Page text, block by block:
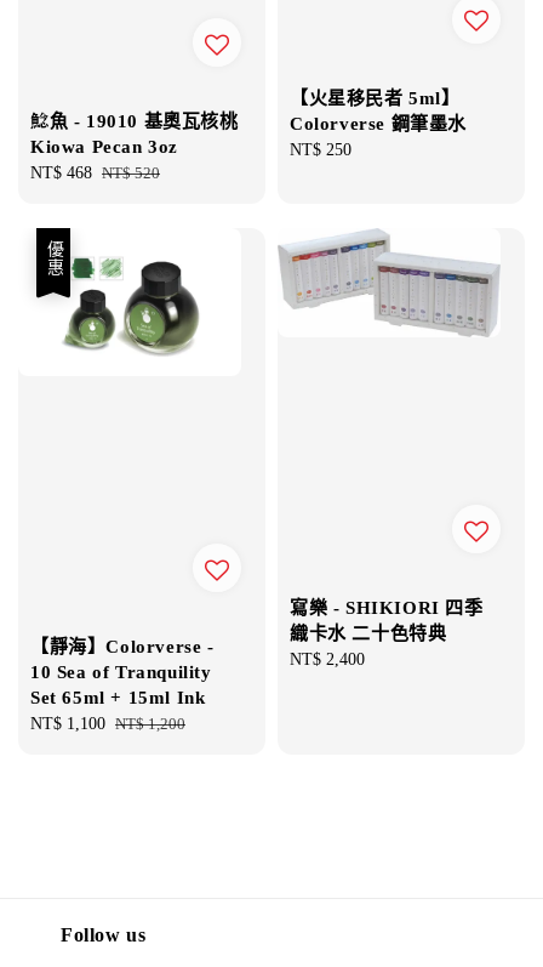
鯰魚 - 19010 基奧瓦核桃
Kiowa Pecan 3oz
Sale
NT$ 468 Regular
NT$ 520
【火星移民者 5ml】
Colorverse 鋼筆墨水
Regular
NT$ 250
優惠
【靜海】Colorverse -
10 Sea of Tranquility
Set 65ml + 15ml Ink
Sale
NT$ 1,100 Regular
NT$ 1,200
寫樂 - SHIKIORI 四季
織卡水 二十色特典
Regular
NT$ 2,400
Follow us